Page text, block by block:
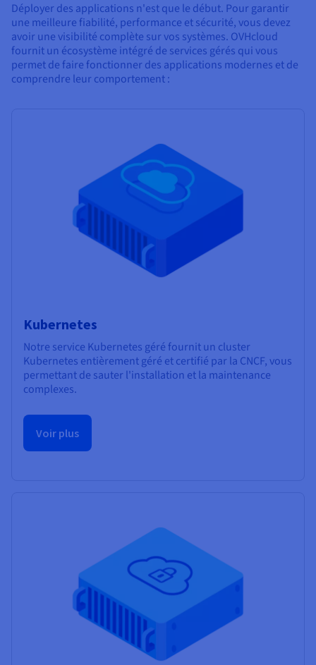
Déployer des applications n'est que le début. Pour garantir
une meilleure fiabilité, performance et sécurité, vous devez
avoir une visibilité complète sur vos systèmes. OVHcloud
fournit un écosystème intégré de services gérés qui vous
permet de faire fonctionner des applications modernes et de
comprendre leur comportement :
Kubernetes
Notre service Kubernetes géré fournit un cluster
Kubernetes entièrement géré et certifié par la CNCF, vous
permettant de sauter l'installation et la maintenance
complexes.
Voir plus